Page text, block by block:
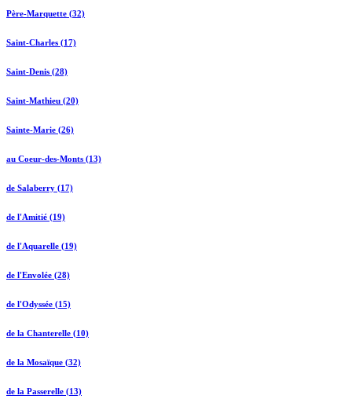
Père-Marquette (32)
Saint-Charles (17)
Saint-Denis (28)
Saint-Mathieu (20)
Sainte-Marie (26)
au Coeur-des-Monts (13)
de Salaberry (17)
de l'Amitié (19)
de l'Aquarelle (19)
de l'Envolée (28)
de l'Odyssée (15)
de la Chanterelle (10)
de la Mosaïque (32)
de la Passerelle (13)